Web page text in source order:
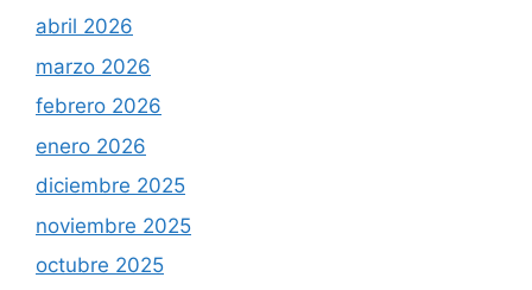
abril 2026
marzo 2026
febrero 2026
enero 2026
diciembre 2025
noviembre 2025
octubre 2025